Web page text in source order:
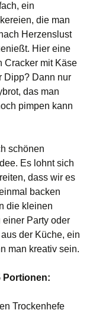
ein
die man
Herzenslust
Hier eine
mit Käse
Dipp? Dann nur
das man
pimpen kann
schönen
Es lohnt sich
dass wir es
backen
die kleinen
einer Party oder
der Küche, ein
man kreativ sein.
Portionen:
Trockenhefe